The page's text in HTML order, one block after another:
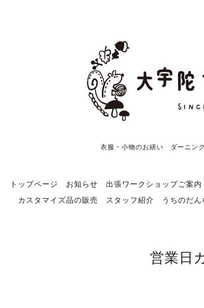
衣服・小物のお繕い ダーニン
トップページ お知らせ 出張ワークショップご案内
カスタマイズ品の販売
スタッフ紹介 うちのだん
営業日